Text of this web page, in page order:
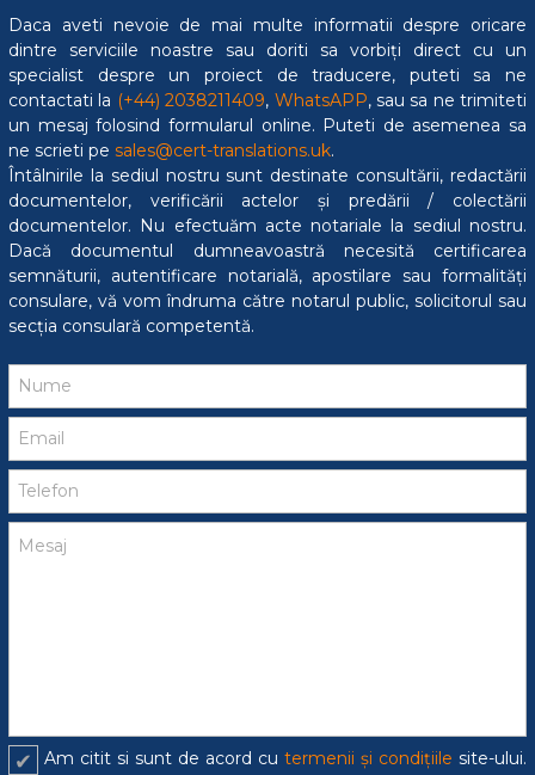
Daca aveti nevoie de mai multe informatii despre oricare
dintre serviciile noastre sau doriti sa vorbiți direct cu un
specialist despre un proiect de traducere, puteti sa ne
contactati la (+44) 2038211409, WhatsAPP, sau sa ne trimiteti
un mesaj folosind formularul online. Puteti de asemenea sa
ne scrieti pe sales@cert-translations.uk.
Întâlnirile la sediul nostru sunt destinate consultării, redactării
documentelor, verificării actelor și predării / colectării
documentelor. Nu efectuăm acte notariale la sediul nostru.
Dacă documentul dumneavoastră necesită certificarea
semnăturii, autentificare notarială, apostilare sau formalități
consulare, vă vom îndruma către notarul public, solicitorul sau
secția consulară competentă.
Am citit si sunt de acord cutermenii și condițiile site-ului.